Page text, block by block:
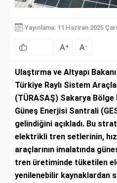
Yayınlama: 11 Haziran 2025
A+ A-
Ulaştırma ve Altyapı
Türkiye Raylı Sistem
(TÜRASAŞ) Sakarya
Güneş Enerjisi Santrali
gelindiğini açıkladı. Bu
elektrikli tren setlerinin,
araçlarının imalatında
tren üretiminde tüketilen
yenilenebilir kaynaklardan